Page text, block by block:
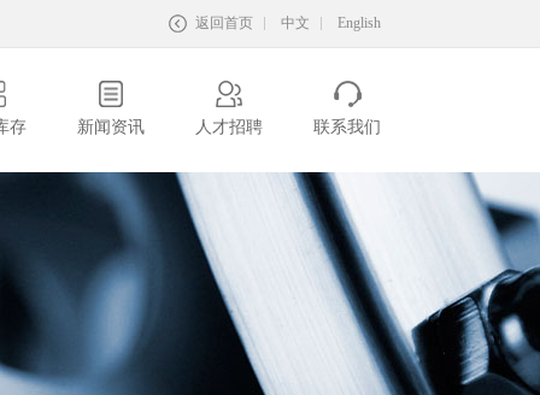
返回首页 中文 English
存 新闻资讯 人才招聘 联系我们